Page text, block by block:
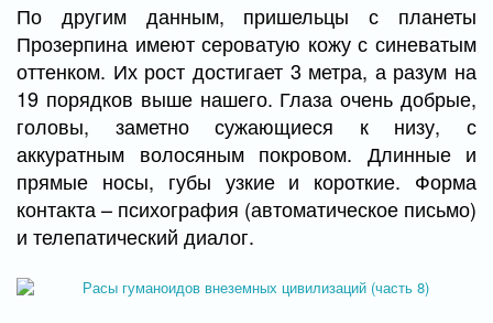
По другим данным, пришельцы с планеты
Прозерпина имеют сероватую кожу с синеватым
оттенком. Их рост достигает 3 метра, а разум на
19 порядков выше нашего. Глаза очень добрые,
головы, заметно сужающиеся к низу, с
аккуратным волосяным покровом. Длинные и
прямые носы, губы узкие и короткие. Форма
контакта – психография (автоматическое письмо)
и телепатический диалог.